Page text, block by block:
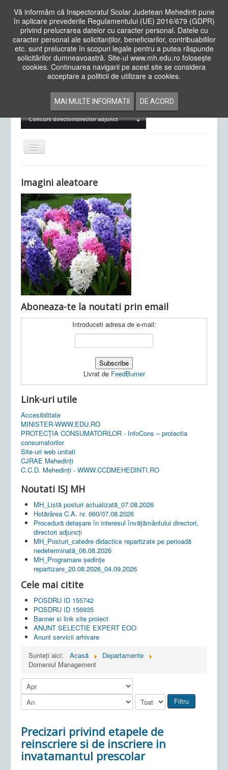
Vă informăm că Inspectoratul Scolar Judetean Mehedinti pune
în aplicare prevederile Regulamentului (UE) 2016/679 (GDPR)
privind prelucrarea datelor cu caracter personal. Datele cu
caracter personal ale solicitanților, beneficiarilor, contribuabililor
etc. sunt prelucrate în scopuri legale pentru a putea răspunde
solicitărilor dumneavoastră. Site-ul www.mh.edu.ro folosește
cookies. Continuarea navigarii pe acest site se considera
acceptare a politicii de utilizare a cookies.
MAI MULTE INFORMATII DE ACORD
Cauta
in
siteAcasa Cadre Didactice
Examene Naționale
Concurs director/director adjunct
Comută
navigarea
Ultimele articole: Vi, 04.11.2022 -
Județean Mehedinți
Imagini aleatoare
Aboneaza-te la noutati prin email
Introduceti adresa de e-mail:
Livrat de FeedBurner
Link-uri utile
Accesibilitate
MINISTER-WWW.EDU.RO
PROTECȚIA CONSUMATORILOR - InfoCons – protectia
consumatorilor
Site-uri web unitati
CJRAE Mehedinți
C.C.D. Mehedinţi - WWW.CCDMEHEDINTI.RO
Noutati ISJ MH
MH_Listă posturi actualizată_07.08.2026
Hotărârea C.A. nr. 660/07.08.2026
Procedură detașare în interesul învățământului directori,
directori adjuncți
MH_Posturi_catedre didactice repartizate pe perioadă
nedeterminată_06.08.2026
MH_Programare ședințe
repartizare_20.08.2026_04.09.2026
Cele mai citite
POSDRU ID 155742
POSDRU ID 156935
Banner si link site proiect
ANUNT SELECTIE EXPERT EOO
Anunt servicii arhivare
Sunteți aici:
Acasă
Departamente
Domeniul Management
Filtru
Precizari privind etapele de
reinscriere si de inscriere in
invatamantul prescolar